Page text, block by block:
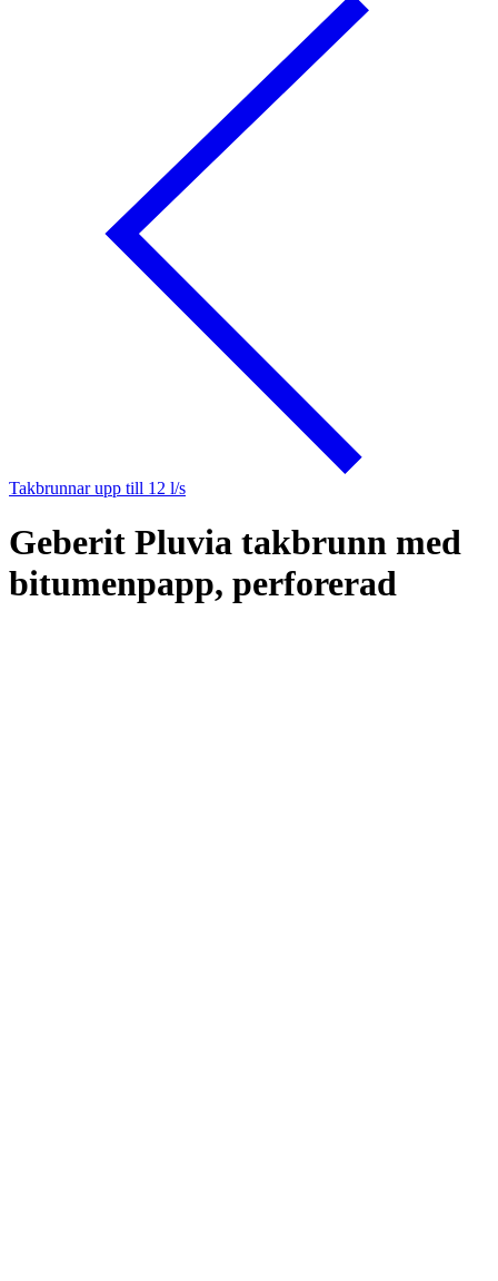
Takbrunnar upp till 12 l/s
Geberit Pluvia takbrunn med
bitumenpapp, perforerad